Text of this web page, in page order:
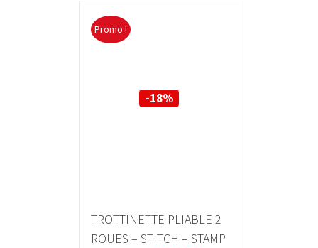
Promo !
-18%
TROTTINETTE PLIABLE 2
ROUES – STITCH – STAMP